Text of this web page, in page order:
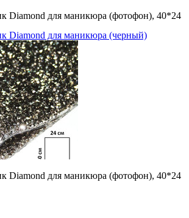
Diamond для маникюра (фотофон), 40*24
Diamond для маникюра (черный)
Diamond для маникюра (фотофон), 40*24